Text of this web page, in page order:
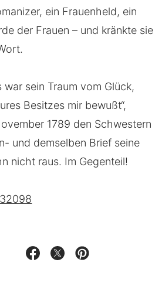
ein Frauenheld, ein
der Frauen – und kränkte sie
sein Traum vom Glück,
Besitzes mir bewußt“,
1789 den Schwestern
und demselben Brief seine
nicht raus. Im Gegenteil!